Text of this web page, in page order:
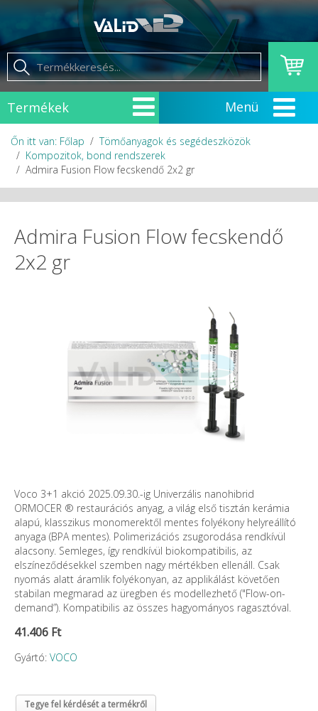
Termékek
Őn itt van: Főlap
Tömőanyagok és segédeszközök
Kompozitok, bond rendszerek
Admira Fusion Flow fecskendő 2x2 gr
Admira Fusion Flow fecskendő
2x2 gr
Voco 3+1 akció 2025.09.30.-ig Univerzális nanohibrid
ORMOCER ® restaurációs anyag, a világ első tisztán kerámia
alapú, klasszikus monomerektől mentes folyékony helyreállító
anyaga (BPA mentes). Polimerizációs zsugorodása rendkívül
alacsony. Semleges, így rendkívül biokompatibilis, az
elszíneződésekkel szemben nagy mértékben ellenáll. Csak
nyomás alatt áramlik folyékonyan, az applikálást követően
stabilan megmarad az üregben és modellezhető ("Flow-on-
demand”). Kompatibilis az összes hagyományos ragasztóval.
41.406 Ft
Gyártó: VOCO
Tegye fel kérdését a termékről